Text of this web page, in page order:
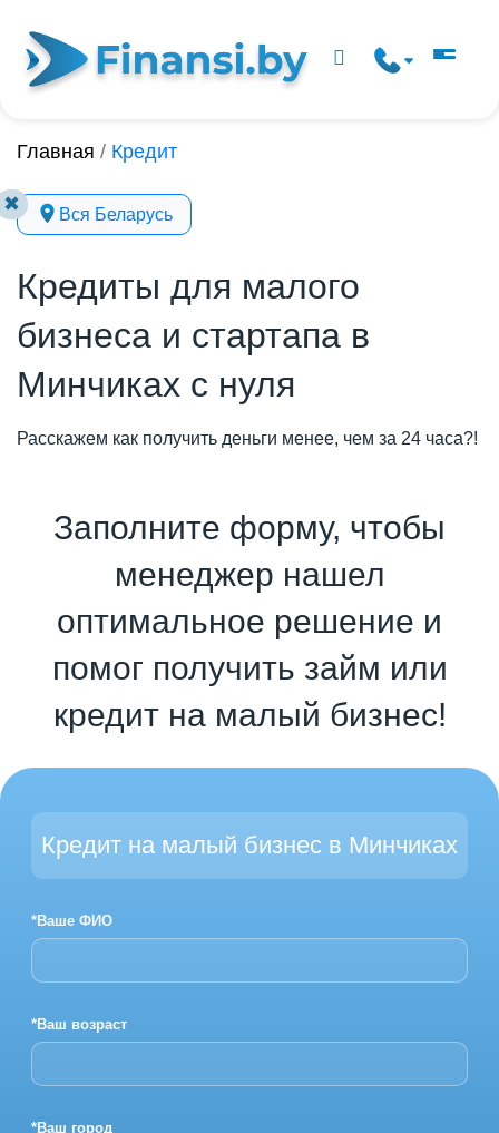
✖
Главная / Кредит
Вся Беларусь
Кредиты для малого
бизнеса и стартапа в
Минчиках с нуля
Расскажем как получить деньги менее, чем за 24 часа?!
Заполните форму, чтобы
менеджер нашел
оптимальное решение и
помог получить займ или
кредит на малый бизнес!
Кредит на малый бизнес в Минчиках
*Ваше ФИО
*Ваш возраст
*Ваш город